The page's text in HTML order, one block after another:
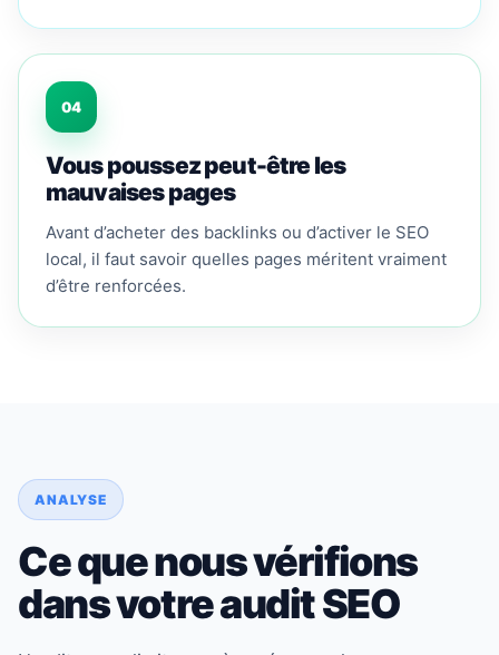
04
Vous poussez peut-être les
mauvaises pages
Avant d’acheter des backlinks ou d’activer le SEO
local, il faut savoir quelles pages méritent vraiment
d’être renforcées.
ANALYSE
Ce que nous vérifions
dans votre audit SEO